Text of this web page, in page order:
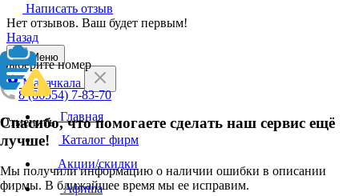
Написать отзыв
Нет отзывов. Ваш будет первым!
Назад
Выберите номер
8 (86554) 7-83-70
Отменить
Спасибо, что помогаете сделать наш сервис ещё
лучше!
Мы получили информацию о наличии ошибки в описании
фирмы. В ближайшее время мы ее исправим.
Меню
Махачкала
Главная
Каталог фирм
Акции/скидки
Афиша